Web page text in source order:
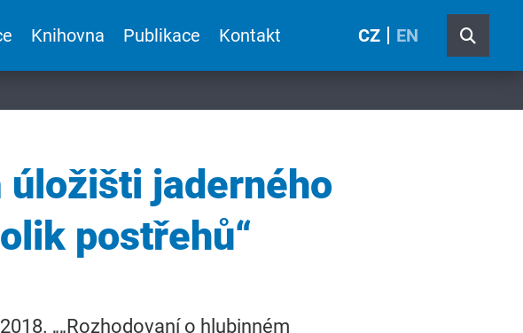
Knihovna Publikace Kontakt CZ EN
úložišti jaderného
postřehů“
„„Rozhodovaní o hlubinném